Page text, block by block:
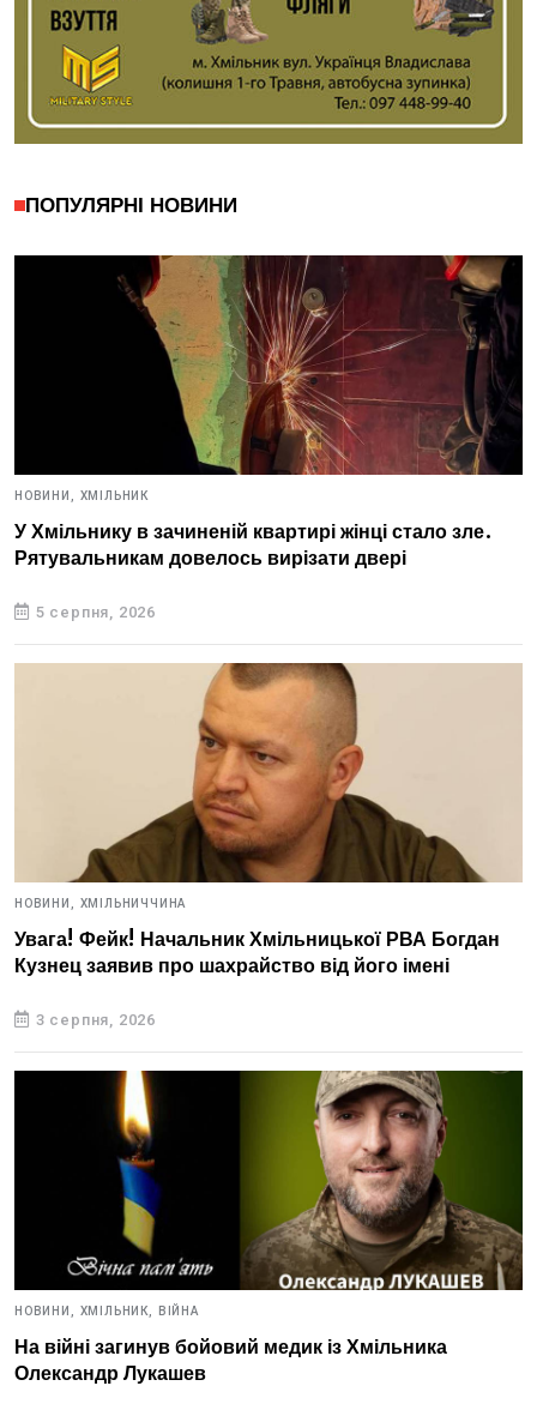
ПОПУЛЯРНІ НОВИНИ
НОВИНИ, ХМІЛЬНИК
У Хмільнику в зачиненій квартирі жінці стало зле.
Рятувальникам довелось вирізати двері
5 серпня, 2026
НОВИНИ, ХМІЛЬНИЧЧИНА
Увага! Фейк! Начальник Хмільницької РВА Богдан
Кузнец заявив про шахрайство від його імені
3 серпня, 2026
НОВИНИ, ХМІЛЬНИК, ВІЙНА
На війні загинув бойовий медик із Хмільника
Олександр Лукашев